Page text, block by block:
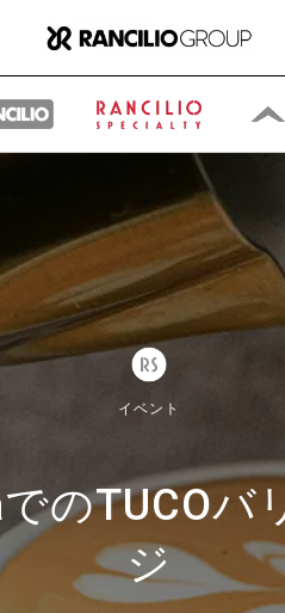
イベント
のTUCOバ
ジ
ープ
チリオ・グルー
チリオ・グル
について